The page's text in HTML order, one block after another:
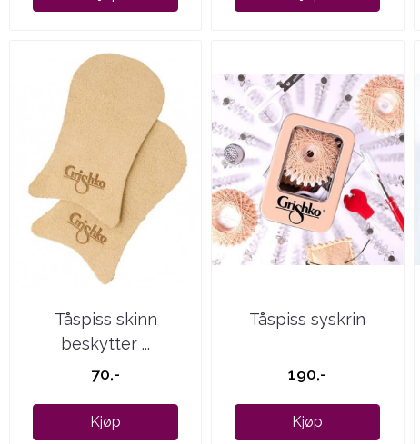
Tåspiss skinn
beskytter ...
70,-
Kjøp
Tåspiss syskrin
190,-
Kjøp